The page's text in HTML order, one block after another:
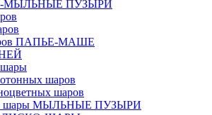
МЫЛЬНЫЕ ПУЗЫРИ
ПАПЬЕ-МАШЕ
шаров
шаров
шары МЫЛЬНЫЕ ПУЗЫРИ